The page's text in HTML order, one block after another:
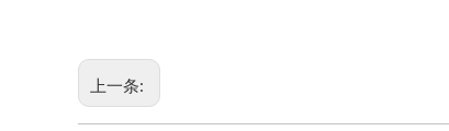
上一条: